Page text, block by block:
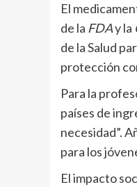
El
de la FDAy la
de la Salud
protección
Para la
países de
necesidad”.
para los
El impacto